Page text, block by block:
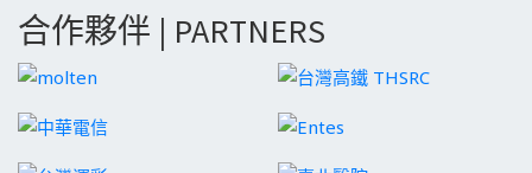
合作夥伴 | PARTNERS